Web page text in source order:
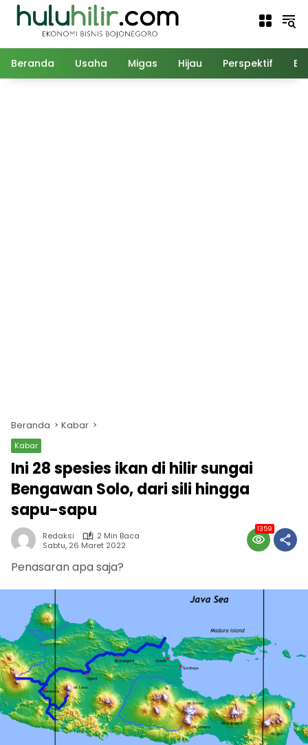
Langsung
Beranda Usaha Migas Hijau Perspektif
Beranda Kabar
Kabar
Ini 28 spesies ikan di hilir sungai
Bengawan Solo, dari sili hingga
sapu-sapu
Redaksi
2 Min Baca
Sabtu, 26 Maret 2022
1359
Penasaran apa saja?